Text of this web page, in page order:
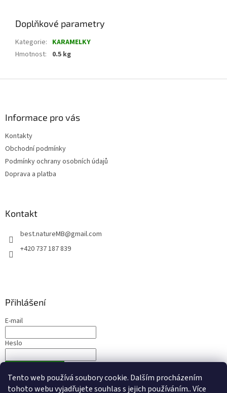
Tento web používá soubory cookie. Dalším procházením
tohoto webu vyjadřujete souhlas s jejich používáním.. Více
Doplňkové parametry
Kategorie: KARAMELKY
Hmotnost: 0.5 kg
Informace pro vás
Kontakty
Obchodní podmínky
Podmínky ochrany osobních údajů
Doprava a platba
Kontakt
best.natureMB@gmail.com
+420 737 187 839
Přihlášení
E-mail
Heslo
Nová registrace Zapomenuté heslo